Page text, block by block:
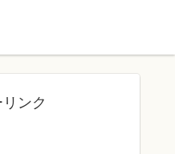
ンク